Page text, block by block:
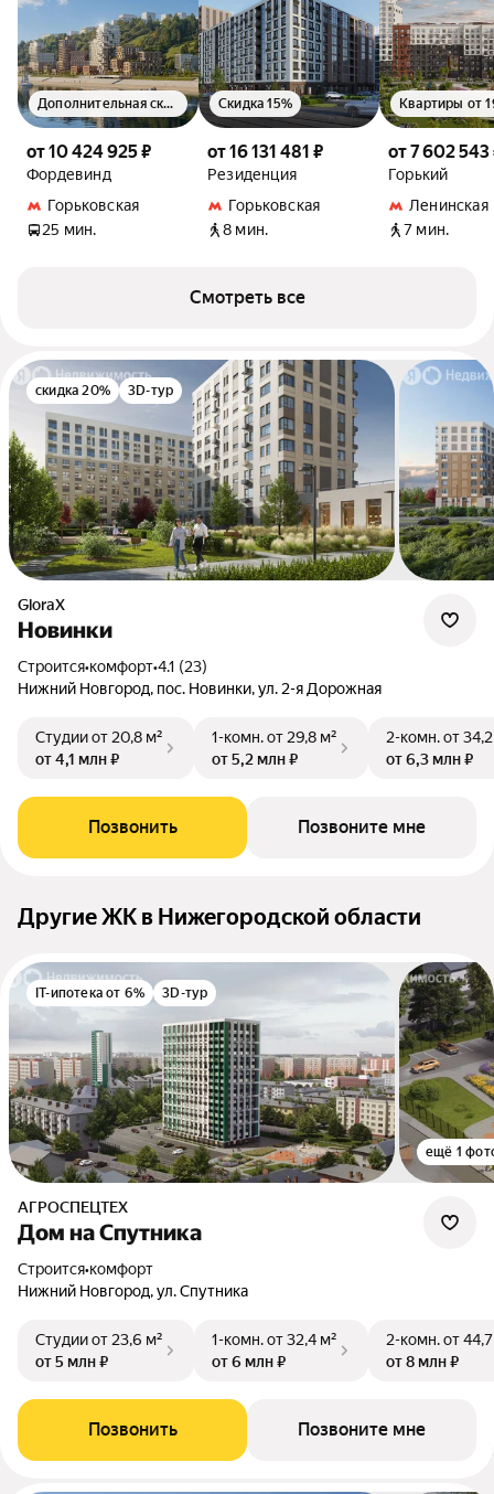
от 10 424 925 ₽
Фордевинд
Горьковская
25 мин.
Дополнительная скидка 1.5%
от 16 131 481 ₽
Резиденция
Горьковская
8 мин.
Скидка 15%
от 7 602 543
Горький
Ленинская
7 мин.
Смотреть все
скидка 20% 3D-тур
GloraX
Новинки
Строится•комфорт•4.1 (23)
Нижний Новгород, пос. Новинки, ул. 2-я Дорожная
Студииот 20,8 м²
от 4,1 млн ₽
1-комн.от 29,8 м²
от 5,2 млн ₽
2-комн.от
от 6,3 млн ₽
Позвонить Позвоните мне
Другие ЖК в Нижегородской области
IT-ипотека от 6% 3D-тур
ещё 1
АГРОСПЕЦТЕХ
Дом на Спутника
Строится•комфорт
Нижний Новгород, ул. Спутника
Студииот 23,6 м²
от 5 млн ₽
1-комн.от 32,4 м²
от 6 млн ₽
2-комн.от
от 8 млн ₽
Позвонить Позвоните мне